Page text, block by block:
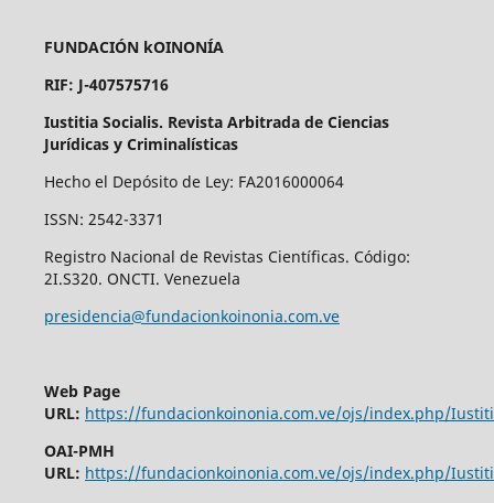
FUNDACIÓN kOINONÍA
RIF: J-407575716
Iustitia Socialis. Revista Arbitrada de Ciencias
Jurídicas y Criminalísticas
Hecho el Depósito de Ley: FA2016000064
ISSN: 2542-3371
Registro Nacional de Revistas Científicas. Código:
2I.S320. ONCTI. Venezuela
presidencia@fundacionkoinonia.com.ve
Web Page
URL: https://fundacionkoinonia.com.ve/ojs/index.php/
OAI-PMH
URL: https://fundacionkoinonia.com.ve/ojs/index.php/